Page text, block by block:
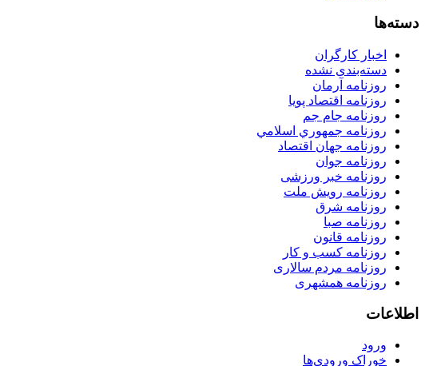
دسته‌ها
اخبار کارگران
دسته‌بندی نشده
روزنامه آرمان
روزنامه اقتصاد پویا
روزنامه جام جم
روزنامه جمهوري اسلامي
روزنامه جهان اقتصاد
روزنامه جوان
روزنامه خبر ورزشى
روزنامه رویش ملت
روزنامه شرق
روزنامه صبا
روزنامه قانون
روزنامه كسب و كار
روزنامه مردم سالاری
روزنامه همشهری
اطلاعات
ورود
خوراک ورودی‌ها